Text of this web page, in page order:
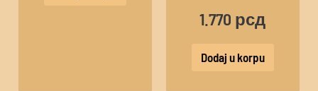
1.770 рсд
Dodaj u korpu